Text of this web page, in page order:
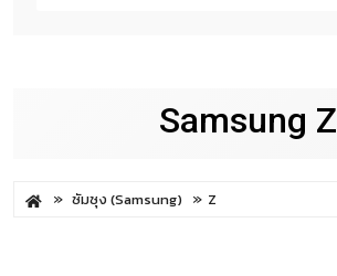
Samsung Z
ซัมซุง (Samsung) Z